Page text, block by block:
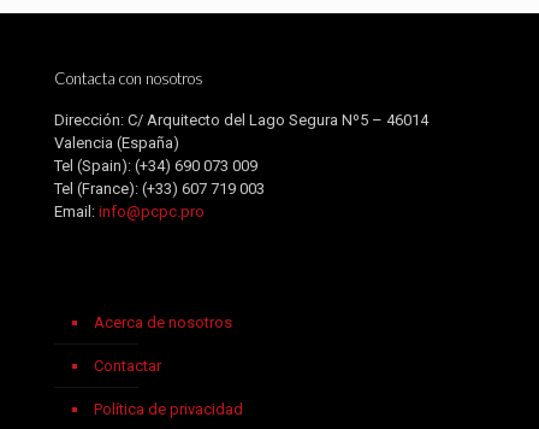
Contacta con nosotros
Dirección: C/ Arquitecto del Lago Segura Nº5 – 46014
Valencia (España)
Tel (Spain): (+34) 690 073 009
Tel (France): (+33) 607 719 003
Email: info@pcpc.pro
Acerca de nosotros
Contactar
Política de privacidad